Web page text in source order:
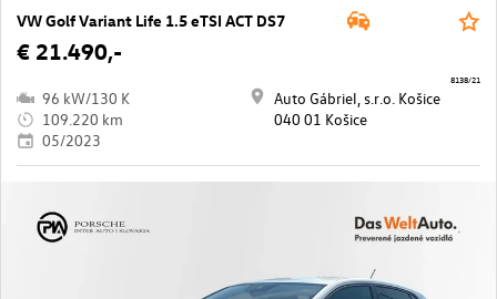
VW Golf Variant Life 1.5 eTSI ACT DS7
€ 21.490,-
96 kW/130 K
109.220 km
05/2023
Auto Gábriel, s.r.o. Košice
040 01 Košice
8138/21